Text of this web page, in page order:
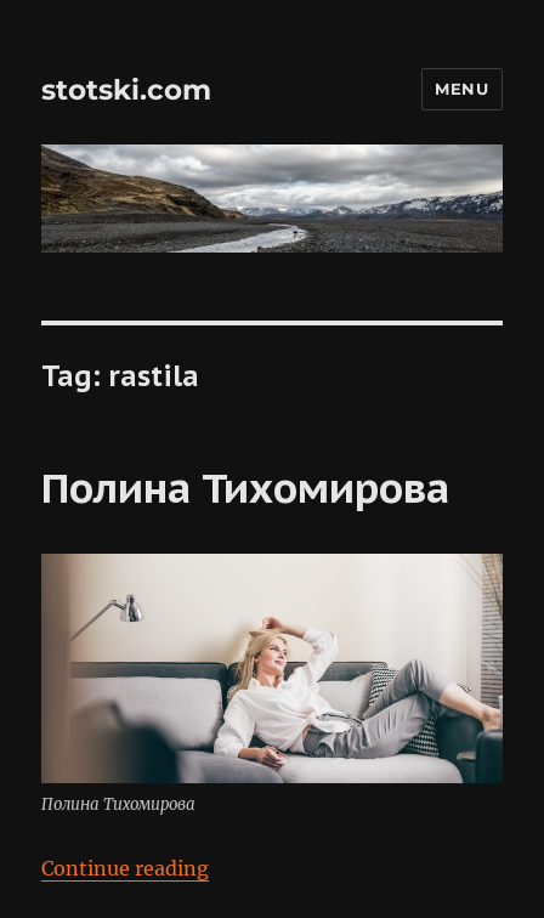
stotski.com MENU
Tag: rastila
Полина Тихомирова
Полина Тихомирова
Continue reading“Полина Тихомирова”